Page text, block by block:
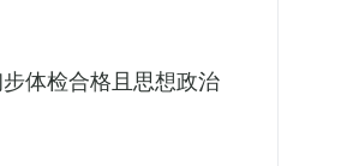
体检合格且思想政治